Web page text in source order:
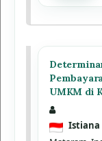
UMKM di
Istiana